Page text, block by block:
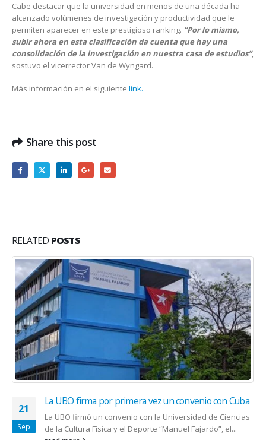
Cabe destacar que la universidad en menos de una década ha
alcanzado volúmenes de investigación y productividad que le
permiten aparecer en este prestigioso ranking. “Por lo mismo,
subir ahora en esta clasificación da cuenta que hay una
consolidación de la investigación en nuestra casa de estudios”,
sostuvo el vicerrector Van de Wyngard.
Más información en el siguiente link.
Share this post
RELATED POSTS
21
Sep
La UBO firma por primera vez un convenio con Cuba
La UBO firmó un convenio con la Universidad de Ciencias
de la Cultura Física y el Deporte “Manuel Fajardo”, el...